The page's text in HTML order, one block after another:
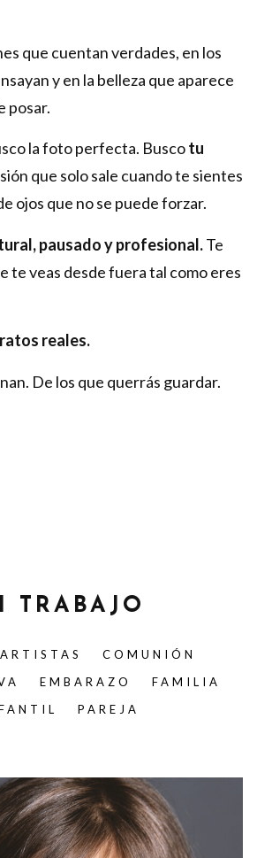
que cuentan verdades, en los
y en la belleza que aparece
posar.
la foto perfecta. Buscotu
que solo sale cuando te sientes
ojos que no se puede forzar.
pausado y profesional.Te
te veas desde fuera tal como eres
reales.
De los que querrás guardar.
TRABAJO
ARTISTAS
COMUNIÓN
EMBARAZO
FAMILIA
PAREJA